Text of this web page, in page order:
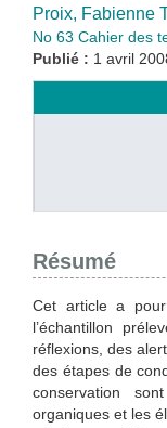
Proix, Fabienne
No 63 Cahier des
Publié : 1 avril
Résumé
Cet article a
l’échantillon
réflexions, des
des étapes de
conservation
organiques et les